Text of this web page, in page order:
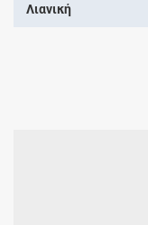
Λιανική